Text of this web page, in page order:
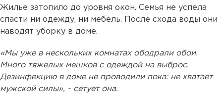
Жилье затопило до уровня окон. Семья не успела
спасти ни одежду, ни мебель. После схода воды они
наводят уборку в доме.
«Мы уже в нескольких комнатах ободрали обои.
Много тяжелых мешков с одеждой на выброс.
Дезинфекцию в доме не проводили пока: не хватает
мужской силы», - сетует она.